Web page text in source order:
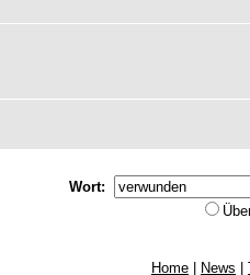
Wort:
Home News